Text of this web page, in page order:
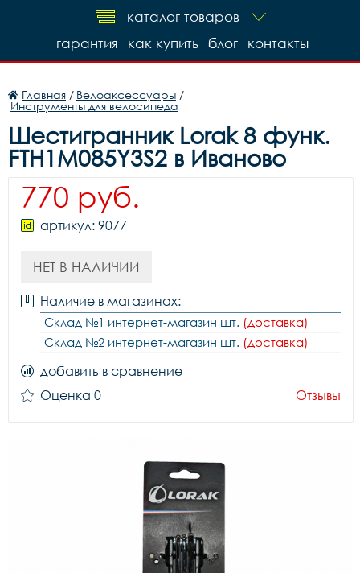
каталог товаров
контакты
блог
как купить
гарантия
Главная / Велоаксессуары /
Инструменты для велосипеда
Шестигранник Lorak 8 функ.
FTH1M085Y3S2 в Иваново
770 руб.
артикул: 9077
НЕТ В НАЛИЧИИ
Наличие в магазинах:
Склад №1 интернет-магазин шт. (доставка)
Склад №2 интернет-магазин шт. (доставка)
добавить в сравнение
Оценка 0
Отзывы